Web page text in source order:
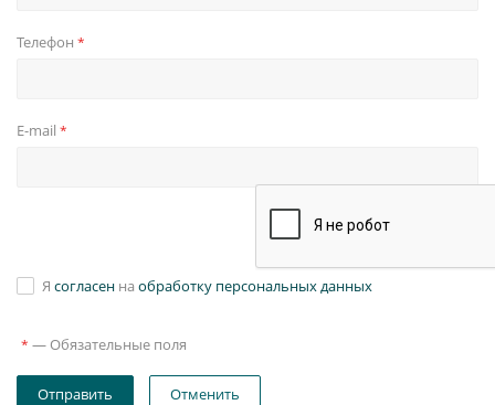
Телефон *
E-mail *
Я согласен на обработку персональных данных
* — Обязательные поля
Отправить Отменить